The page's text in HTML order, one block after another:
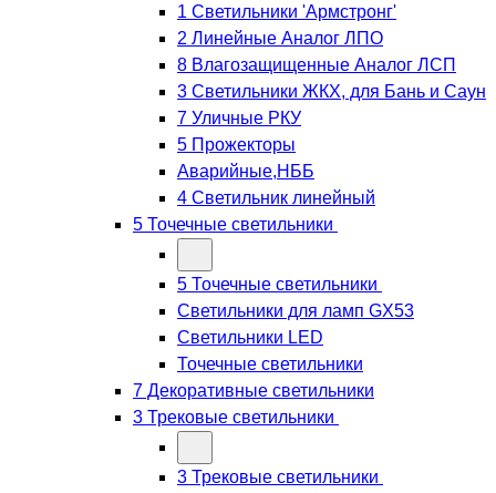
1 Светильники 'Армстронг'
2 Линейные Аналог ЛПО
8 Влагозащищенные Аналог ЛСП
3 Светильники ЖКХ, для Бань и Саун
7 Уличные РКУ
5 Прожекторы
Аварийные,НББ
4 Светильник линейный
5 Точечные светильники
5 Точечные светильники
Светильники для ламп GХ53
Cветильники LED
Точечные светильники
7 Декоративные светильники
3 Трековые светильники
3 Трековые светильники